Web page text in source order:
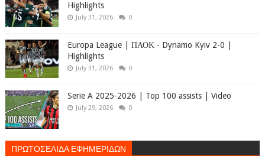
Highlights
July 31, 2026 0
Europa League | ΠΑΟΚ - Dynamo Kyiv 2-0 |
Highlights
July 31, 2026 0
Serie A 2025-2026 | Top 100 assists | Video
July 29, 2026 0
ΠΡΩΤΟΣΕΛΙΔΑ ΕΦΗΜΕΡΙΔΩΝ